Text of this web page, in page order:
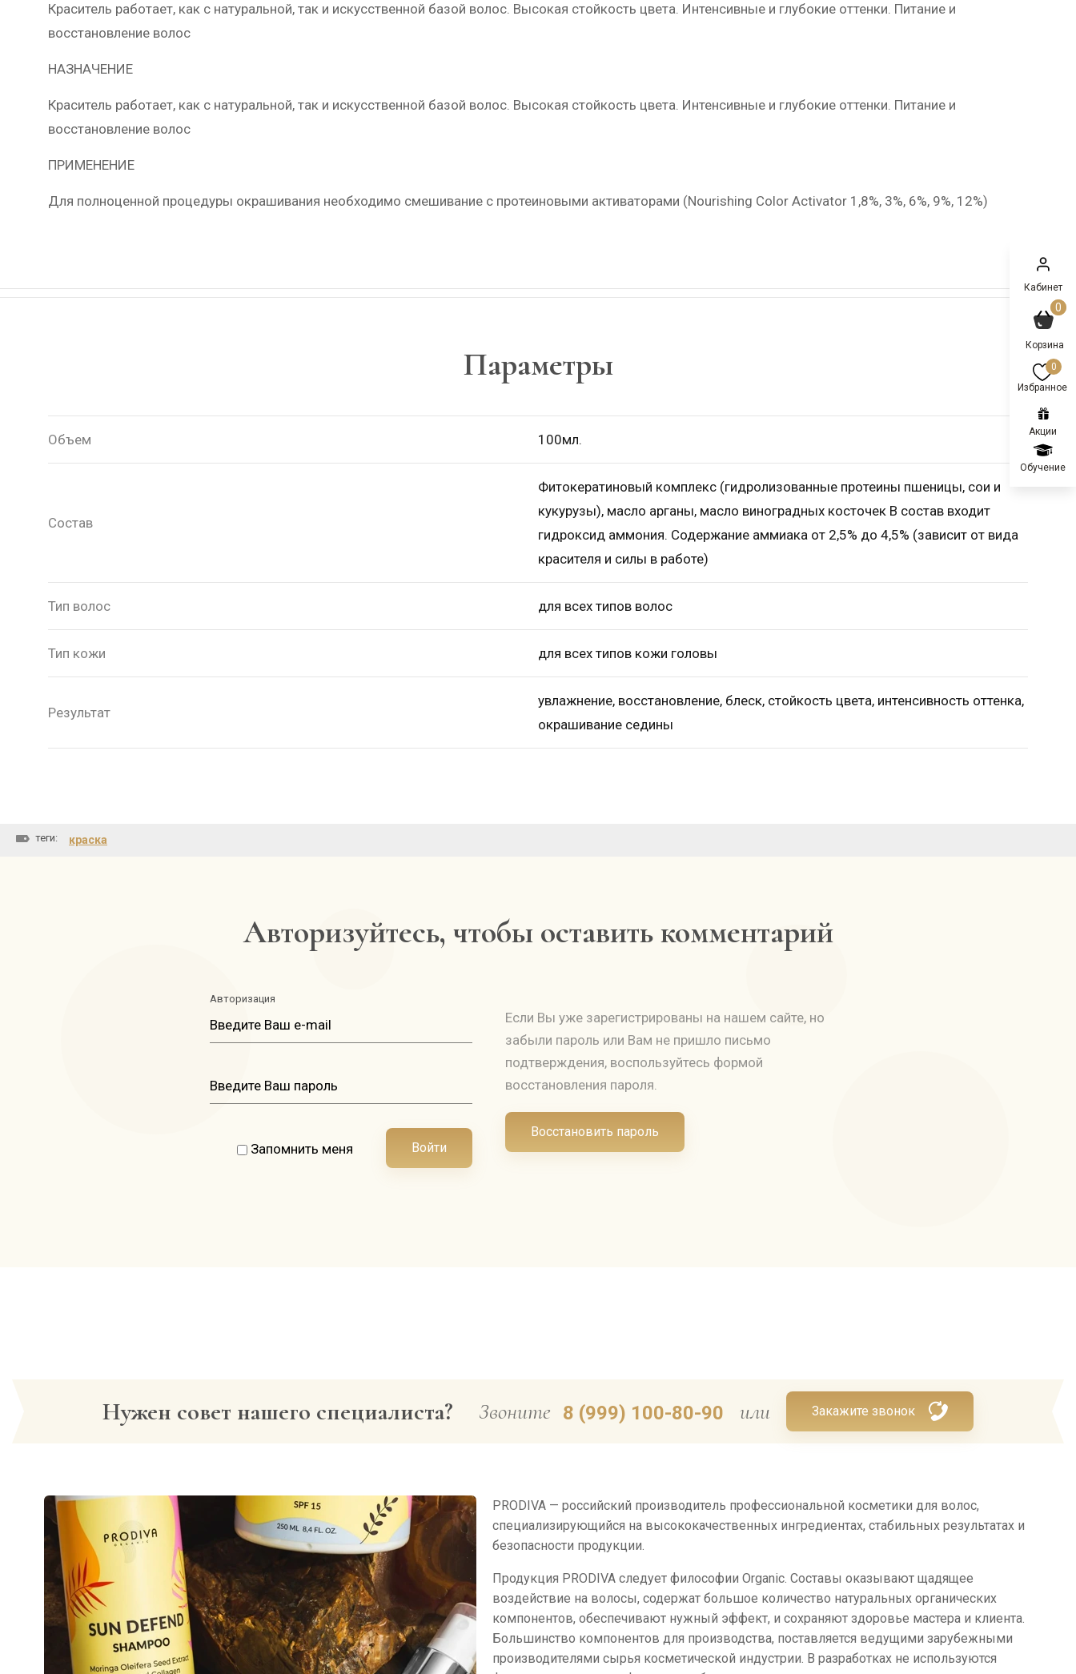
Кабинет
0
0
Избранное
Акции
Обучение
Краситель работает, как с натуральной, так и искусственной базой волос. Высокая стойкость цвета. Интенсивные и глубокие оттенки. Питание и
восстановление волос
НАЗНАЧЕНИЕ
Краситель работает, как с натуральной, так и искусственной базой волос. Высокая стойкость цвета. Интенсивные и глубокие оттенки. Питание и
восстановление волос
ПРИМЕНЕНИЕ
Для полноценной процедуры окрашивания необходимо смешивание с протеиновыми активаторами (Nourishing Color Activator 1,8%, 3%, 6%, 9%, 12%)
Параметры
Объем 100мл.
Состав
Фитокератиновый комплекс (гидролизованные протеины пшеницы, сои и
кукурузы), масло арганы, масло виноградных косточек В состав входит
гидроксид аммония. Содержание аммиака от 2,5% до 4,5% (зависит от вида
красителя и силы в работе)
Тип волос для всех типов волос
Тип кожи для всех типов кожи головы
Результат
увлажнение, восстановление, блеск, стойкость цвета, интенсивность оттенка,
окрашивание седины
теги: краска
Авторизуйтесь, чтобы оставить комментарий
Авторизация
Запомнить меня Войти
Если Вы уже зарегистрированы на нашем сайте, но
забыли пароль или Вам не пришло письмо
подтверждения, воспользуйтесь формой
восстановления пароля.
Восстановить пароль
Нужен совет нашего специалиста? Звоните 8 (999) 100-80-90 или Закажите звонок
PRODIVA — российский производитель профессиональной косметики для волос,
специализирующийся на высококачественных ингредиентах, стабильных результатах и
безопасности продукции.
Продукция PRODIVA следует философии Organic. Составы оказывают щадящее
воздействие на волосы, содержат большое количество натуральных органических
компонентов, обеспечивают нужный эффект, и сохраняют здоровье мастера и клиента.
Большинство компонентов для производства, поставляется ведущими зарубежными
производителями сырья косметической индустрии. В разработках не используются